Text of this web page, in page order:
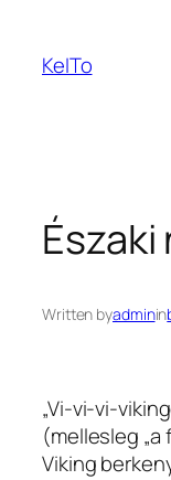
tartalomhoz
KeITo
Written byadminin
„Vi-vi-vi-
(mellesleg „a
Viking